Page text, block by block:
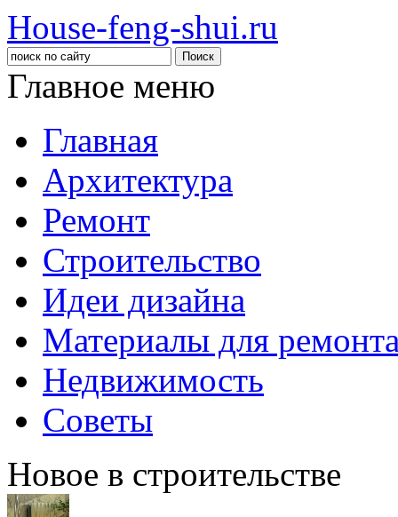
House-feng-shui.ru
Главное меню
Главная
Архитектура
Ремонт
Строительство
Идеи дизайна
Материалы для
Недвижимость
Советы
Новое в строительстве